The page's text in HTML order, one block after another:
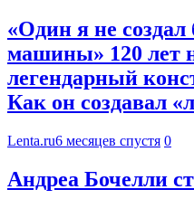
«Один я не
машины» 120 лет
легендарный
Как он создавал
Lenta.ru6 месяцев спустя 0
Андреа Бочелли